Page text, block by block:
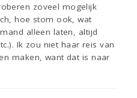
zoveel mogelijk
hoe stom ook, wat
alleen laten, altijd
Ik zou niet haar reis van
maken, want dat is naar